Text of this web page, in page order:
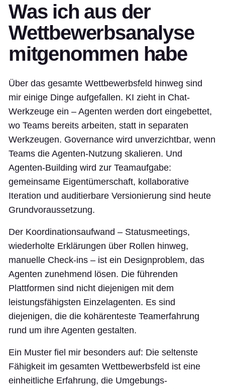
Was ich aus der
Wettbewerbsanalyse
mitgenommen habe
Über das gesamte Wettbewerbsfeld hinweg sind
mir einige Dinge aufgefallen. KI zieht in Chat-
Werkzeuge ein – Agenten werden dort eingebettet,
wo Teams bereits arbeiten, statt in separaten
Werkzeugen. Governance wird unverzichtbar, wenn
Teams die Agenten-Nutzung skalieren. Und
Agenten-Building wird zur Teamaufgabe:
gemeinsame Eigentümerschaft, kollaborative
Iteration und auditierbare Versionierung sind heute
Grundvoraussetzung.
Der Koordinationsaufwand – Statusmeetings,
wiederholte Erklärungen über Rollen hinweg,
manuelle Check-ins – ist ein Designproblem, das
Agenten zunehmend lösen. Die führenden
Plattformen sind nicht diejenigen mit dem
leistungsfähigsten Einzelagenten. Es sind
diejenigen, die die kohärenteste Teamerfahrung
rund um ihre Agenten gestalten.
Ein Muster fiel mir besonders auf: Die seltenste
Fähigkeit im gesamten Wettbewerbsfeld ist eine
einheitliche Erfahrung, die Umgebungs-